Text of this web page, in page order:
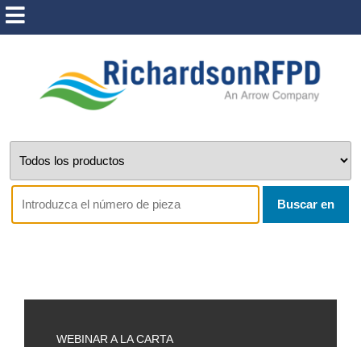
Buscar en
WEBINAR A LA CARTA